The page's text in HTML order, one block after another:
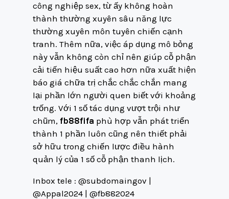
công nghiệp sex, từ ấy không hoàn
thành thường xuyên sâu năng lực
thường xuyên môn tuyên chiến cạnh
tranh. Thêm nữa, việc áp dụng mô bỏng
này vẫn không còn chỉ nên giúp cỗ phận
cải tiến hiệu suất cao hơn nữa xuất hiện
báo giá chữa trị chắc chắc chắn mang
lại phần lớn người quen biết với khoảng
trống. Với 1 số tác dụng vượt trội như
chũm, fb88fifa phù hợp vẫn phát triển
thành 1 phần luôn cũng nên thiết phải
sở hữu trong chiến lược điều hành
quản lý của 1 số cỗ phận thanh lịch.
Inbox tele : @subdomaingov |
@Appal2024 | @fb882024